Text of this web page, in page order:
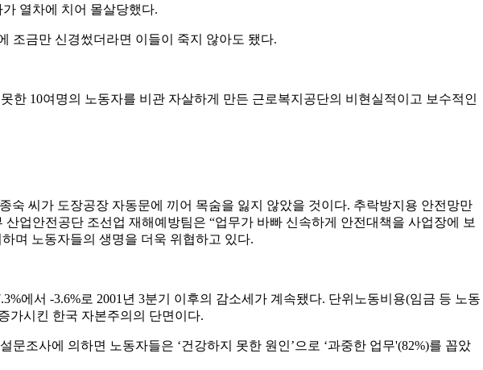
열차에 치어 몰살당했다.
조금만 신경썼더라면 이들이 죽지 않아도 됐다.
한 10여명의 노동자를 비관 자살하게 만든 근로복지공단의 비현실적이고 보수적인
씨가 도장공장 자동문에 끼어 목숨을 잃지 않았을 것이다. 추락방지용 안전망만
업안전공단 조선업 재해예방팀은 “업무가 바빠 신속하게 안전대책을 사업장에 보
며 노동자들의 생명을 더욱 위협하고 있다.
에서 -3.6%로 2001년 3분기 이후의 감소세가 계속됐다. 단위노동비용(임금 등 노동
가시킨 한국 자본주의의 단면이다.
조사에 의하면 노동자들은 ‘건강하지 못한 원인’으로 ‘과중한 업무'(82%)를 꼽았